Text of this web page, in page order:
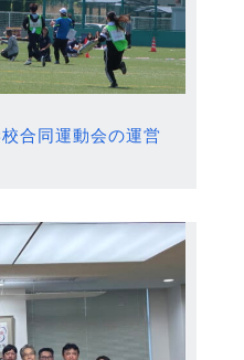
合同運動会の運営